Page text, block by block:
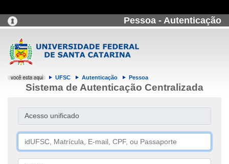
Pessoa - Autenticação
UFSC Autenticação Pessoa
Sistema de Autenticação Centralizada
Acesso unificado